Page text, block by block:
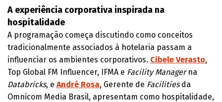
A experiência corporativa inspirada na
hospitalidade
A programação começa discutindo como conceitos
tradicionalmente associados à hotelaria passam a
influenciar os ambientes corporativos. Cibele Verasto,
Top Global FM Influencer, IFMA e Facility Managerna
Databricks, e André Rosa, Gerente de Facilitiesda
Omnicom Media Brasil, apresentam como hospitalidade,